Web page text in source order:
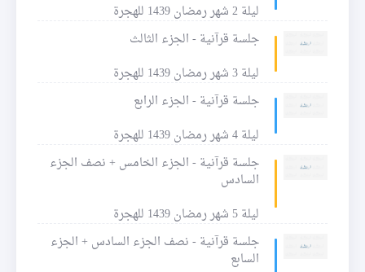
ليلة 2 شهر رمضان 1439 للهجرة
جلسة قرآنية - الجزء الثالث
ليلة 3 شهر رمضان 1439 للهجرة
جلسة قرآنية - الجزء الرابع
ليلة 4 شهر رمضان 1439 للهجرة
جلسة قرآنية - الجزء الخامس + نصف الجزء
السادس
ليلة 5 شهر رمضان 1439 للهجرة
جلسة قرآنية - نصف الجزء السادس + الجزء
السابع